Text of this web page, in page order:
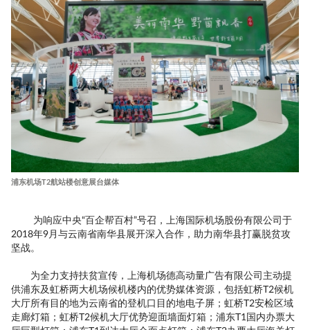
浦东机场T2航站楼创意展台媒体
为响应中央“百企帮百村”号召，上海国际机场股份有限公司于
2018年9月与云南省南华县展开深入合作，助力南华县打赢脱贫攻
坚战。
为全力支持扶贫宣传，上海机场德高动量广告有限公司主动提
供浦东及虹桥两大机场候机楼内的优势媒体资源，包括虹桥T2候机
大厅所有目的地为云南省的登机口目的地电子屏；虹桥T2安检区域
走廊灯箱；虹桥T2候机大厅优势迎面墙面灯箱；浦东T1国内办票大